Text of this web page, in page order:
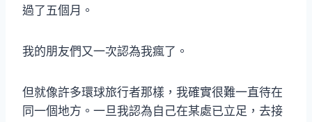
過了五個月。
我的朋友們又一次認為我瘋了。
但就像許多環球旅行者那樣，我確實很難一直待在
同一個地方。一旦我認為自己在某處已立足，去接